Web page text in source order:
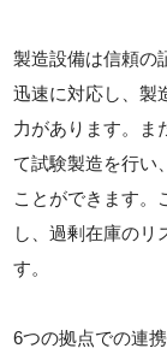
製造設備は信頼の
迅速に対応し、製
力があります。ま
て試験製造を行い
ことができます。
し、過剰在庫のリ
す。
6つの拠点での連